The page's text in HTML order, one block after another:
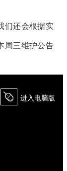
们还会根据实
周三维护公告
򰀄 进入电脑版